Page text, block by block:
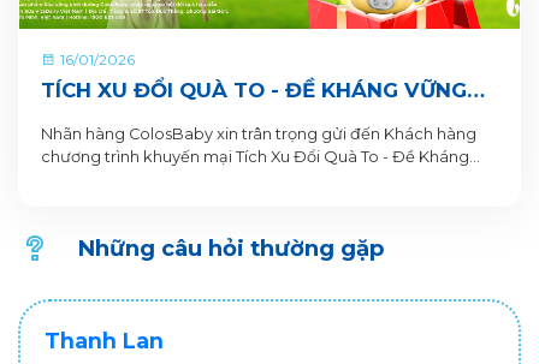
16/01/2026
TÍCH XU ĐỔI QUÀ TO - ĐỀ KHÁNG VỮNG
PHA SẴN COLOSBABY
Nhãn hàng ColosBaby xin trân trọng gửi đến Khách hàng
chương trình khuyến mại Tích Xu Đổi Quà To - Đề Kháng
Những câu hỏi thường gặp
Thanh Lan